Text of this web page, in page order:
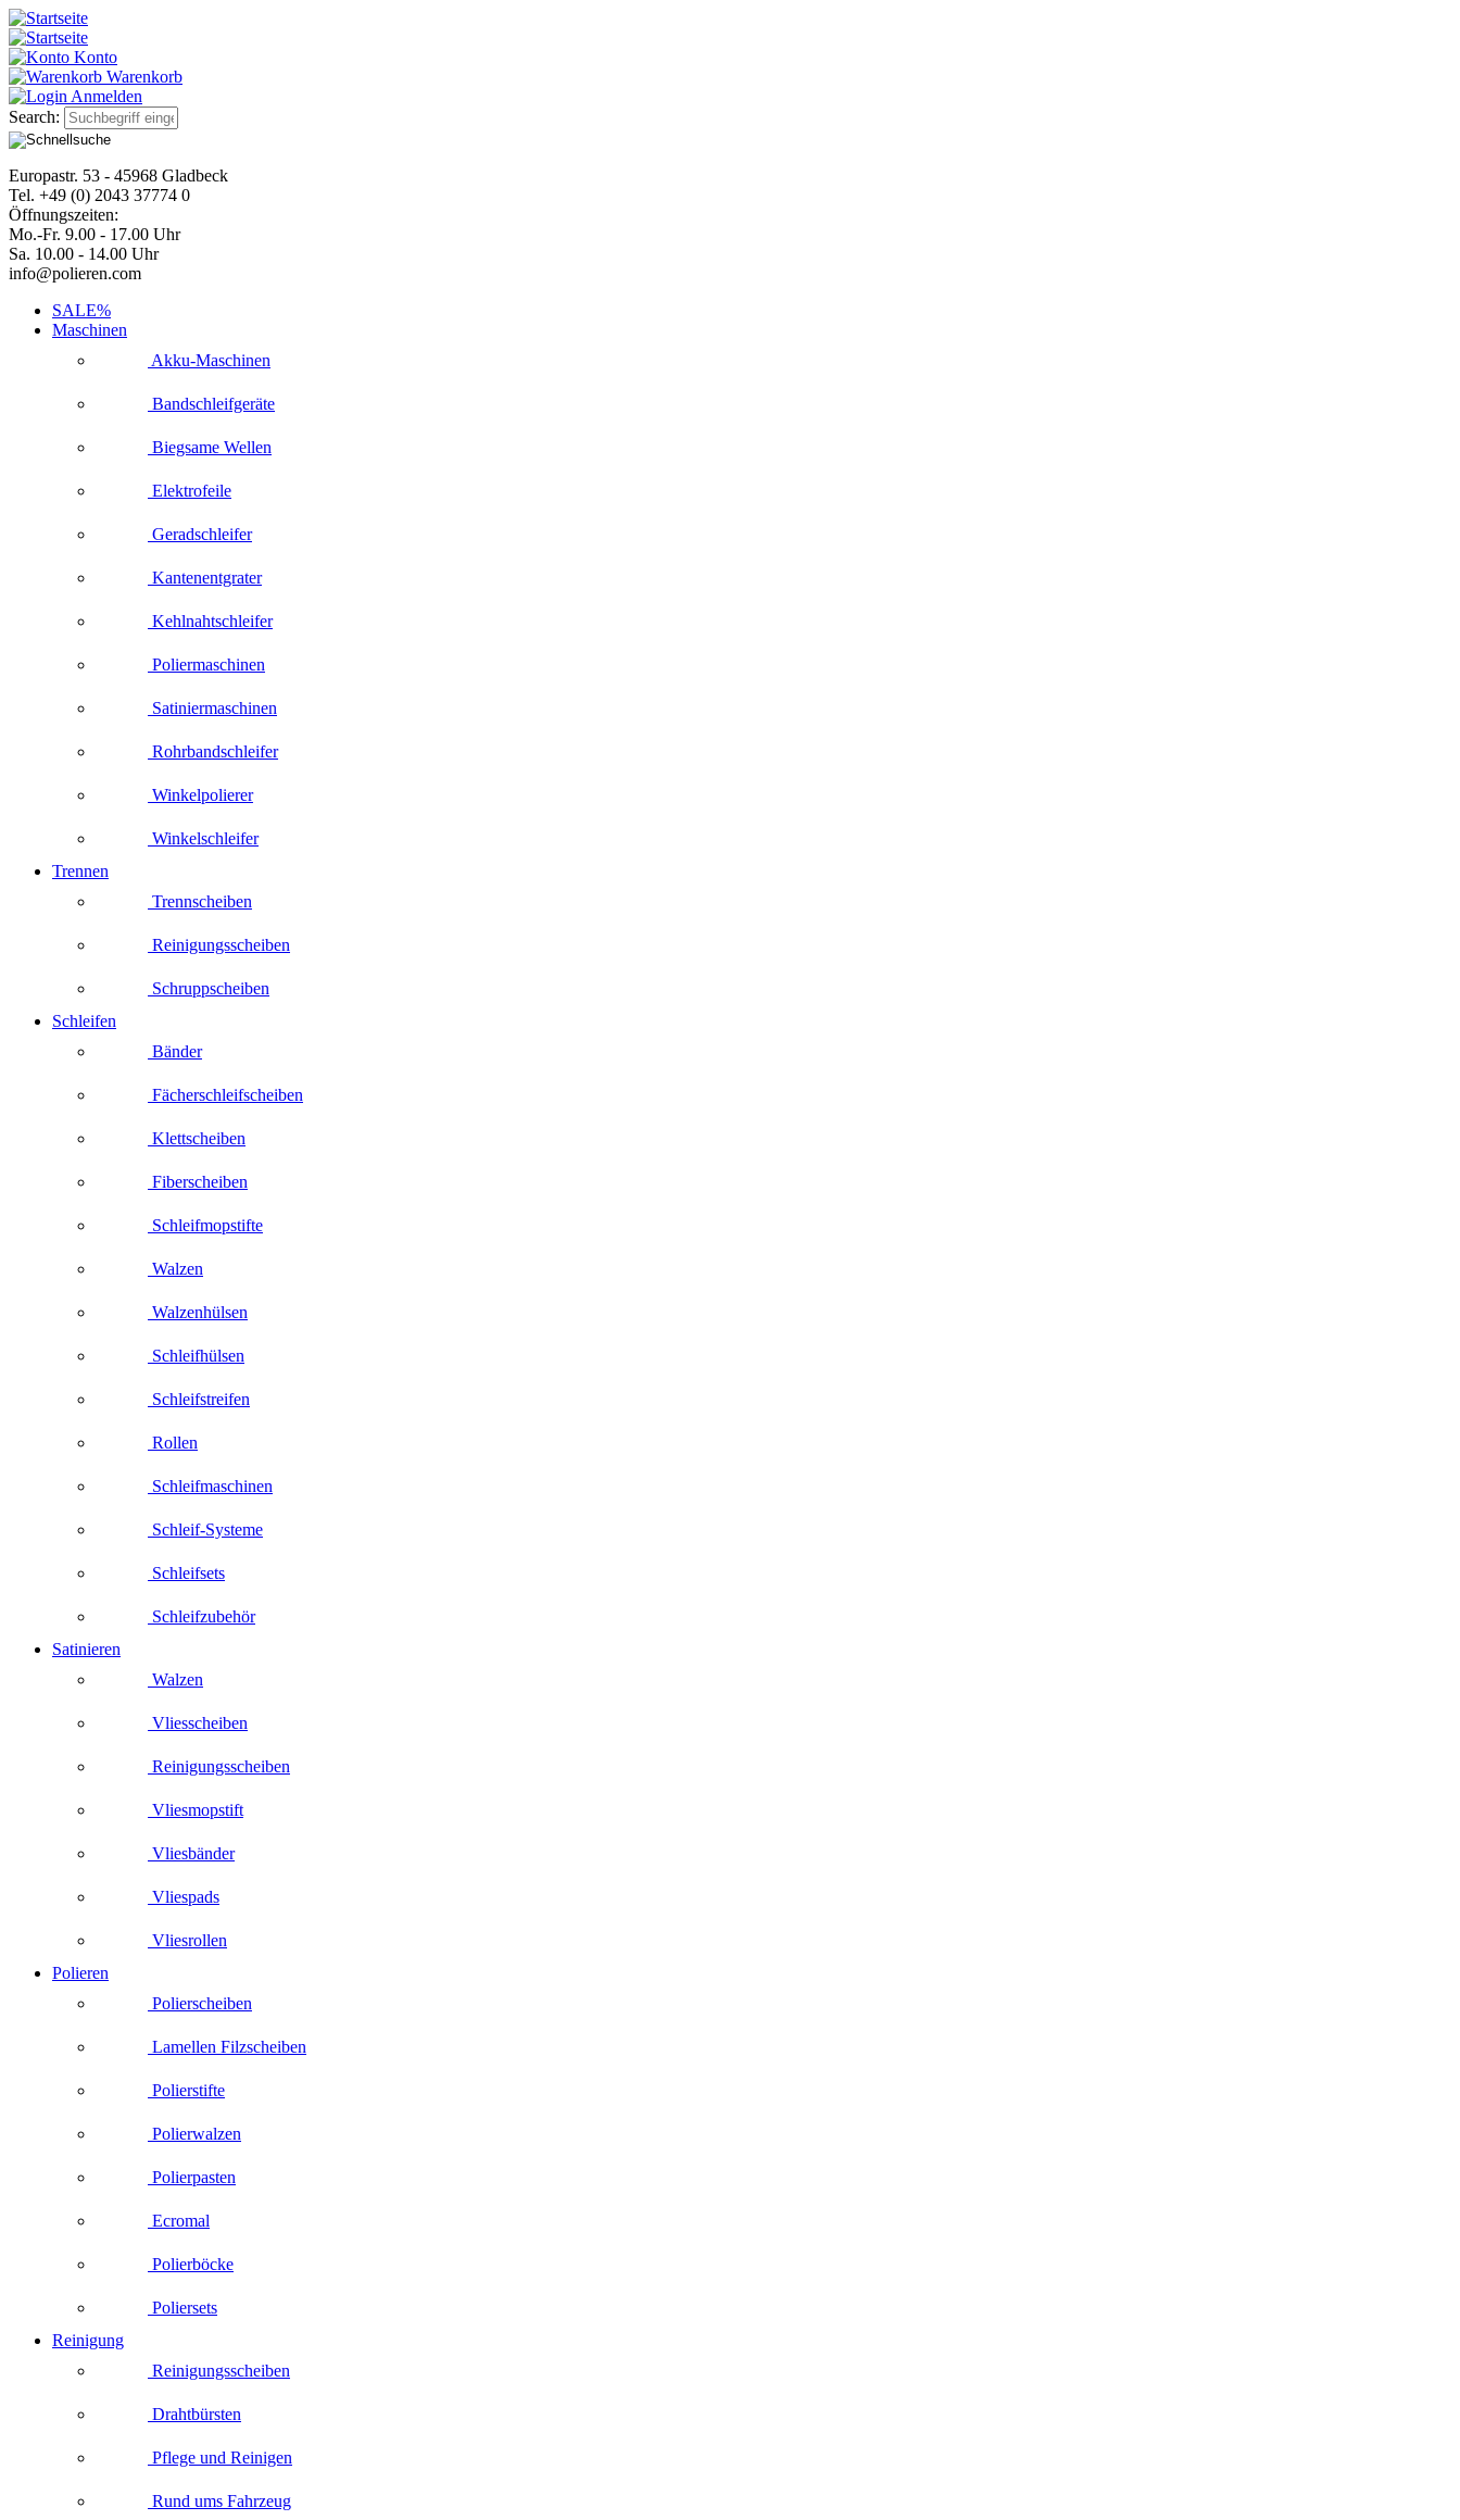
Konto
Warenkorb
Anmelden
Search:
Europastr. 53 - 45968 Gladbeck
Tel. +49 (0) 2043 37774 0
Öffnungszeiten:
Mo.-Fr. 9.00 - 17.00 Uhr
Sa. 10.00 - 14.00 Uhr
info@polieren.com
SALE%
Maschinen
Akku-Maschinen
Bandschleifgeräte
Biegsame Wellen
Elektrofeile
Geradschleifer
Kantenentgrater
Kehlnahtschleifer
Poliermaschinen
Satiniermaschinen
Rohrbandschleifer
Winkelpolierer
Winkelschleifer
Trennen
Trennscheiben
Reinigungsscheiben
Schruppscheiben
Schleifen
Bänder
Fächerschleifscheiben
Klettscheiben
Fiberscheiben
Schleifmopstifte
Walzen
Walzenhülsen
Schleifhülsen
Schleifstreifen
Rollen
Schleifmaschinen
Schleif-Systeme
Schleifsets
Schleifzubehör
Satinieren
Walzen
Vliesscheiben
Reinigungsscheiben
Vliesmopstift
Vliesbänder
Vliespads
Vliesrollen
Polieren
Polierscheiben
Lamellen Filzscheiben
Polierstifte
Polierwalzen
Polierpasten
Ecromal
Polierböcke
Poliersets
Reinigung
Reinigungsscheiben
Drahtbürsten
Pflege und Reinigen
Rund ums Fahrzeug